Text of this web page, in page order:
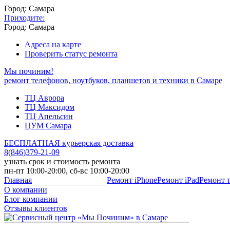
Город: Самара
Приходите:
Город: Самара
Адреса на карте
Проверить статус ремонта
Мы починим!
ремонт телефонов, ноутбуков, планшетов и техники в Самаре
ТЦ Аврора
ТЦ Максидом
ТЦ Апельсин
ЦУМ Самара
БЕСПЛАТНАЯ курьерская доставка
8(846)379-21-09
узнать срок и стоимость ремонта
пн-пт 10:00-20:00, сб-вс 10:00-20:00
Главная
О компании
Блог компании
Отзывы клиентов
Ремонт iPhoneРемонт iPadРемонт